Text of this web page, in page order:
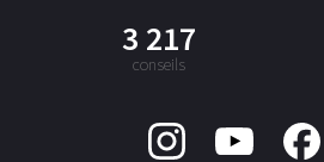
3 217
conseils